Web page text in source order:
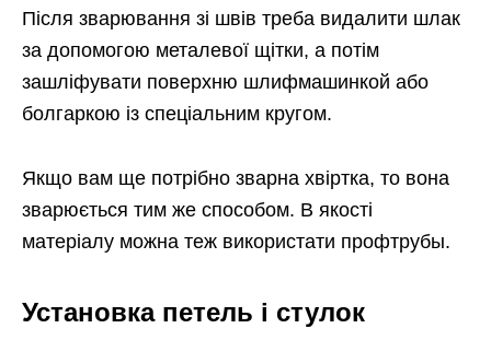
Після зварювання зі швів треба видалити шлак
за допомогою металевої щітки, а потім
зашліфувати поверхню шлифмашинкой або
болгаркою із спеціальним кругом.
Якщо вам ще потрібно зварна хвіртка, то вона
зварюється тим же способом. В якості
матеріалу можна теж використати профтрубы.
Установка петель і стулок